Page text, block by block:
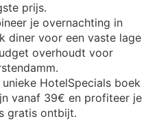
prijs.
je overnachting in
diner voor een vaste lage
overhoudt voor
HotelSpecials boek
vanaf 39€ en profiteer je
gratis ontbijt.